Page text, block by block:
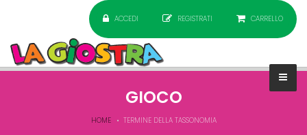
ACCEDI REGISTRATI CARRELLO
GIOCO
HOME TERMINE DELLA TASSONOMIA